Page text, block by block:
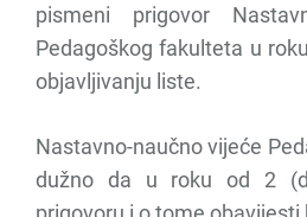
pismeni prigovor
Pedagoškog fakulteta u
objavljivanju liste.
Nastavno-naučno vijeće
dužno da u roku od 2